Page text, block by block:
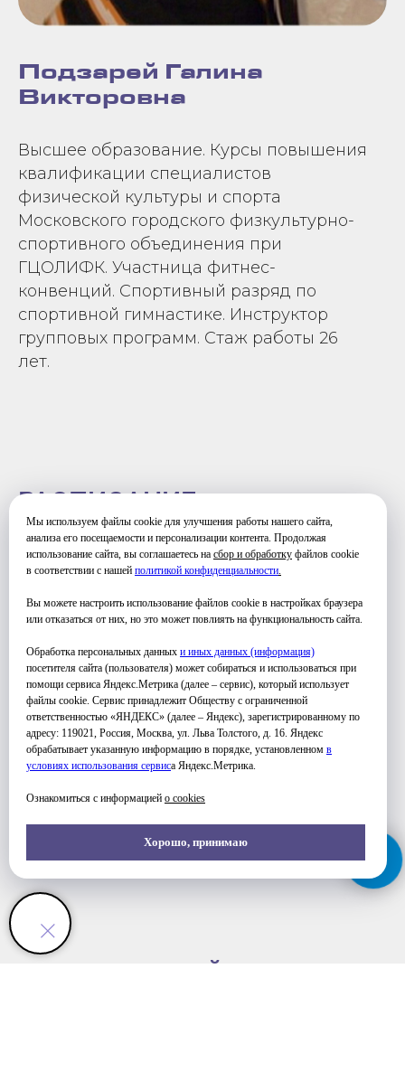
Мы используем файлы cookie для улучшения работы нашего сайта,
анализа его посещаемости и персонализации контента. Продолжая
использование сайта, вы соглашаетесь на сбор и обработку файлов cookie
в соответствии с нашей политикой конфиденциальности.
Вы можете настроить использование файлов cookie в настройках браузера
или отказаться от них, но это может повлиять на функциональность сайта.
Обработка персональных данных и иных данных (информация)
посетителя сайта (пользователя) может собираться и использоваться при
помощи сервиса Яндекс.Метрика (далее – сервис), который использует
файлы cookie. Сервис принадлежит Обществу с ограниченной
ответственностью «ЯНДЕКС» (далее – Яндекс), зарегистрированному по
адресу: 119021, Россия, Москва, ул. Льва Толстого, д. 16. Яндекс
обрабатывает указанную информацию в порядке, установленном в
условиях использования сервиса Яндекс.Метрика.
Ознакомиться с информацией о cookies
Хорошо, принимаю
Подзарей Галина
Викторовна
Высшее образование. Курсы повышения
квалификации специалистов
физической культуры и спорта
Московского городского физкультурно-
спортивного объединения при
ГЦОЛИФК. Участница фитнес-
конвенций. Спортивный разряд по
спортивной гимнастике. Инструктор
групповых программ. Стаж работы 26
лет.
РАСПИСАНИЕ
ЧЕТВЕРГ
19:00 - 21:00